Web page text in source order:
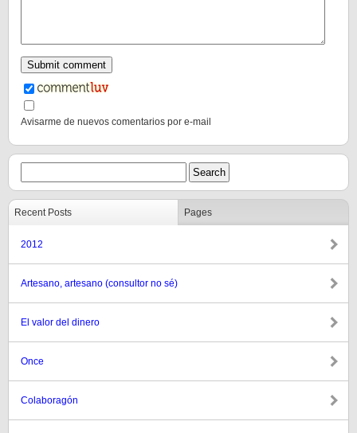
Avisarme de nuevos comentarios por e-mail
Recent Posts Pages
2012
Artesano, artesano (consultor no sé)
El valor del dinero
Once
Colaboragón